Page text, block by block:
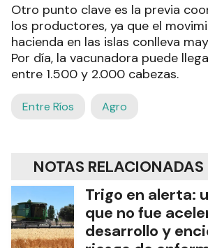
Otro punto clave es la previa
los productores, ya que el
hacienda en las islas conlleva
Por día, la vacunadora puede
entre 1.500 y 2.000 cabezas.
Entre Ríos Agro
NOTAS RELACIONADAS
Trigo en alerta:
que no fue
desarrollo y